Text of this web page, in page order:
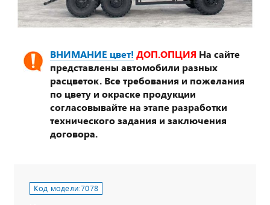
ВНИМАНИЕ цвет! ДОП.ОПЦИЯ На сайте
представлены автомобили разных
расцветок. Все требования и пожелания
по цвету и окраске продукции
согласовывайте на этапе разработки
технического задания и заключения
договора.
Код модели:7078